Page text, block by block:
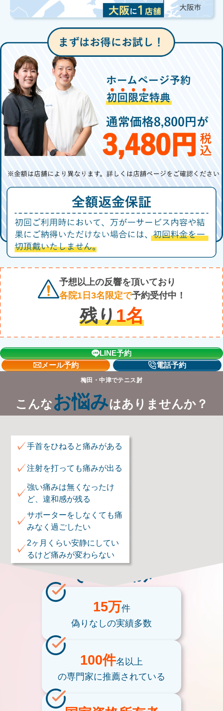
予想以上の反響を頂いており
各院1日3名限定で予約受付中！
残り1名
LINE予約
メール予約
電話予約
梅田・中津でテニス肘
こんなお悩みはありませんか？
✓手首をひねると痛みがある
✓注射を打っても痛みが出る
✓強い痛みは無くなったけ
ど、違和感が残る
✓サポーターをしなくても痛
みなく過ごしたい
✓2ヶ月くらい安静にしてい
るけど痛みが変わらない
そのお悩み
15万件
偽りなしの実績多数
100件名以上
の専門家に推薦されている